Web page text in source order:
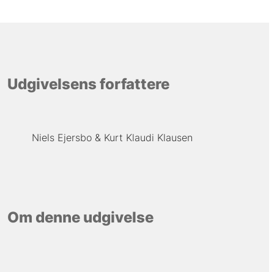
Udgivelsens forfattere
Niels Ejersbo Kurt Klaudi Klausen
Om denne udgivelse